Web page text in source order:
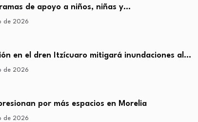
de apoyo a niños, niñas y…
de 2026
en el dren Itzícuaro mitigará inundaciones al…
de 2026
por más espacios en Morelia
de 2026